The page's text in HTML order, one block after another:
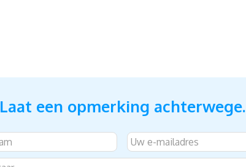
Laat een opmerking achterwege.